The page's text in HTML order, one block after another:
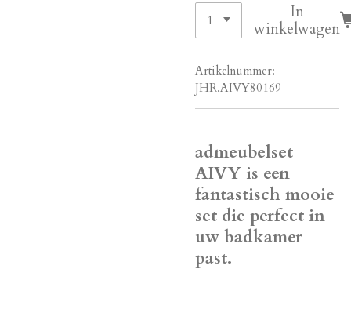
In
winkelwagen
Artikelnummer:
JHR.AIVY80169
admeubelset
AIVY is een
fantastisch mooie
set die perfect in
uw badkamer
past.